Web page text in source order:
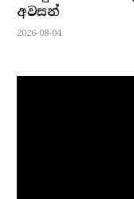
අවසන්
2026-08-04